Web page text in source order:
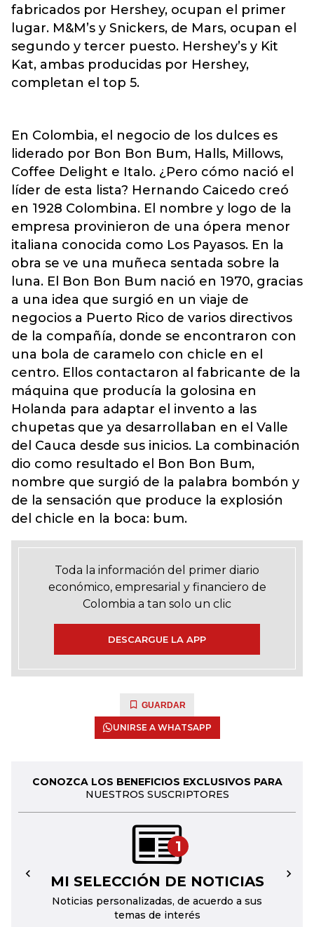
fabricados por Hershey, ocupan el primer
lugar. M&M’s y Snickers, de Mars, ocupan el
segundo y tercer puesto. Hershey’s y Kit
Kat, ambas producidas por Hershey,
completan el top 5.
En Colombia, el negocio de los dulces es
liderado por Bon Bon Bum, Halls, Millows,
Coffee Delight e Italo. ¿Pero cómo nació el
líder de esta lista? Hernando Caicedo creó
en 1928 Colombina. El nombre y logo de la
empresa provinieron de una ópera menor
italiana conocida como Los Payasos. En la
obra se ve una muñeca sentada sobre la
luna. El Bon Bon Bum nació en 1970, gracias
a una idea que surgió en un viaje de
negocios a Puerto Rico de varios directivos
de la compañía, donde se encontraron con
una bola de caramelo con chicle en el
centro. Ellos contactaron al fabricante de la
máquina que producía la golosina en
Holanda para adaptar el invento a las
chupetas que ya desarrollaban en el Valle
del Cauca desde sus inicios. La combinación
dio como resultado el Bon Bon Bum,
nombre que surgió de la palabra bombón y
de la sensación que produce la explosión
del chicle en la boca: bum.
Toda la información del primer diario
económico, empresarial y financiero de
Colombia a tan solo un clic
DESCARGUE LA APP
GUARDAR
UNIRSE A WHATSAPP
CONOZCA LOS BENEFICIOS EXCLUSIVOS PARA
NUESTROS SUSCRIPTORES
1
MI SELECCIÓN DE NOTICIAS
Noticias personalizadas, de acuerdo a sus
temas de interés
← →